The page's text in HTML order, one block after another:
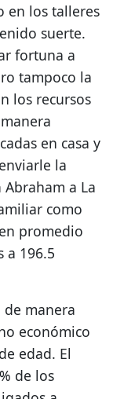
en los talleres
suerte.
fortuna a
tampoco la
los recursos
en casa y
la
a La
como
promedio
a 196.5
manera
económico
edad. El
de los